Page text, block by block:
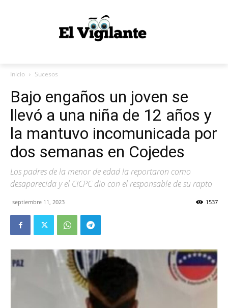
Inicio Sucesos
Bajo engaños un joven se
llevó a una niña de 12 años y
la mantuvo incomunicada por
dos semanas en Cojedes
Los padres de la menor de edad la reportaron como
desaparecida y el CICPC dio con el responsable de su rapto
septiembre 11, 2023 1537